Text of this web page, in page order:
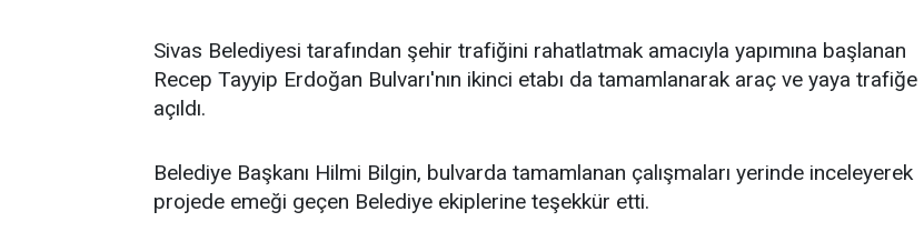
Sivas Belediyesi tarafından şehir trafiğini rahatlatmak amacıyla yapımına başlanan
Recep Tayyip Erdoğan Bulvarı'nın ikinci etabı da tamamlanarak araç ve yaya trafiğe
açıldı.
Belediye Başkanı Hilmi Bilgin, bulvarda tamamlanan çalışmaları yerinde inceleyerek
projede emeği geçen Belediye ekiplerine teşekkür etti.